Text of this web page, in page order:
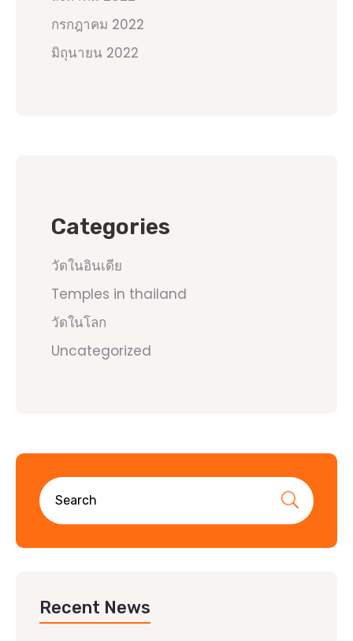
กรกฎาคม 2022
มิถุนายน 2022
Categories
วัดในอินเดีย
Temples in thailand
วัดในโลก
Uncategorized
Recent News